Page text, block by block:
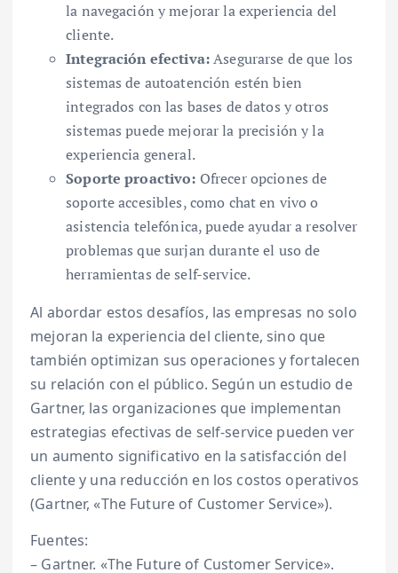
la navegación y mejorar la experiencia del
cliente.
Integración efectiva:Asegurarse de que los
sistemas de autoatención estén bien
integrados con las bases de datos y otros
sistemas puede mejorar la precisión y la
experiencia general.
Soporte proactivo: Ofrecer opciones de
soporte accesibles, como chat en vivo o
asistencia telefónica, puede ayudar a resolver
problemas que surjan durante el uso de
herramientas de self-service.
Al abordar estos desafíos, las empresas no solo
mejoran la experiencia del cliente, sino que
también optimizan sus operaciones y fortalecen
su relación con el público. Según un estudio de
Gartner, las organizaciones que implementan
estrategias efectivas de self-service pueden ver
un aumento significativo en la satisfacción del
cliente y una reducción en los costos operativos
(Gartner, «The Future of Customer Service»).
Fuentes:
– Gartner. «The Future of Customer Service».